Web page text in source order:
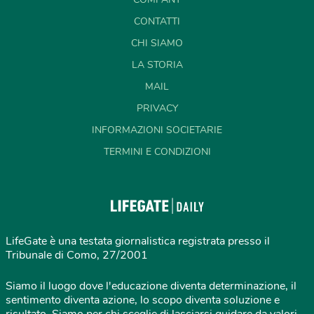
CONTATTI
CHI SIAMO
LA STORIA
MAIL
PRIVACY
INFORMAZIONI SOCIETARIE
TERMINI E CONDIZIONI
LifeGate è una testata giornalistica registrata presso il
Tribunale di Como, 27/2001
Siamo il luogo dove l'educazione diventa determinazione, il
sentimento diventa azione, lo scopo diventa soluzione e